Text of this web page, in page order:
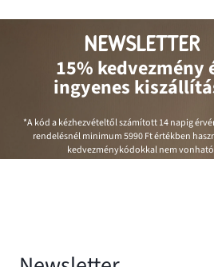
NEWSLETTER
15% kedvezmény
ingyenes
*A kód a kézhezvételtől számított 14 napig
rendelésnél minimum5990 Ftértékben
kedvezménykódokkal nem vonható